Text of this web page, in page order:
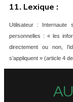
11. Lexique :
Utilisateur : Internaute
personnelles : « les
directement ou non,
s’appliquent » (article 4